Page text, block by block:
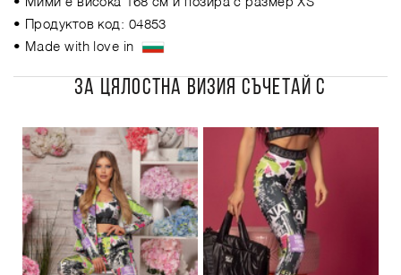
• Продуктов код: 04853
• Made with love in
ЗА ЦЯЛОСТНА ВИЗИЯ СЪЧЕТАЙ С